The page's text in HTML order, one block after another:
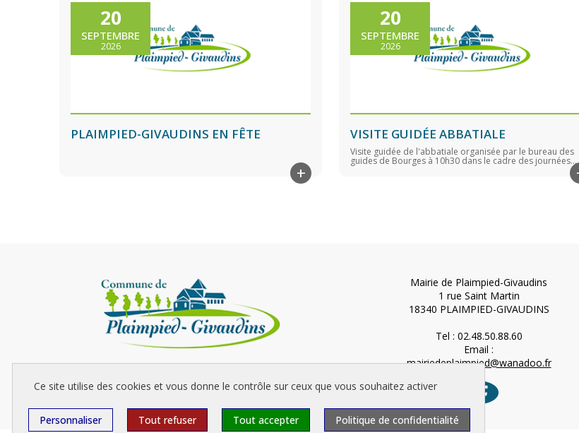
20
SEPTEMBRE
2026
PLAIMPIED-GIVAUDINS EN FÊTE
+
20
SEPTEMBRE
2026
VISITE GUIDÉE ABBATIALE
Visite guidée de l'abbatiale organisée par le bureau des
guides de Bourges à 10h30 dans le cadre des journées...
sud-est de Bourges, s'étend sur plus de 40 km2.
Mairie de Plaimpied-Givaudins
1 rue Saint Martin
18340 PLAIMPIED-GIVAUDINS
Tel : 02.48.50.88.60
Email :
mairiedeplaimpied@wanadoo.fr
Ce site utilise des cookies et vous donne le contrôle sur ceux que vous souhaitez activer
Tout accepter
Tout refuser
Personnaliser Politique de confidentialité